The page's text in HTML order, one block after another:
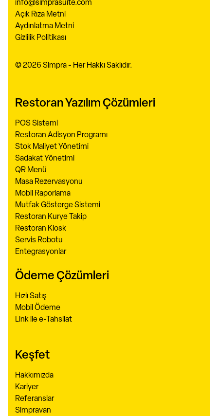
info@simprasuite.com
Açık Rıza Metni
Aydınlatma Metni
Gizlilik Politikası
© 2026 Simpra - Her Hakkı Saklıdır.
Restoran Yazılım Çözümleri
POS Sistemi
Restoran Adisyon Programı
Stok Maliyet Yönetimi
Sadakat Yönetimi
QR Menü
Masa Rezervasyonu
Mobil Raporlama
Mutfak Gösterge Sistemi
Restoran Kurye Takip
Restoran Kiosk
Servis Robotu
Entegrasyonlar
Ödeme Çözümleri
Hızlı Satış
Mobil Ödeme
Link ile e-Tahsilat
Keşfet
Hakkımızda
Kariyer
Referanslar
Simpravan